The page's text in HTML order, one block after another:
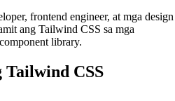
frontend engineer, at mga design
ang Tailwind CSS sa mga
library.
Tailwind CSS